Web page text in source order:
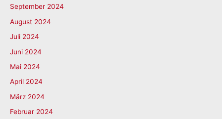
September 2024
August 2024
Juli 2024
Juni 2024
Mai 2024
April 2024
März 2024
Februar 2024